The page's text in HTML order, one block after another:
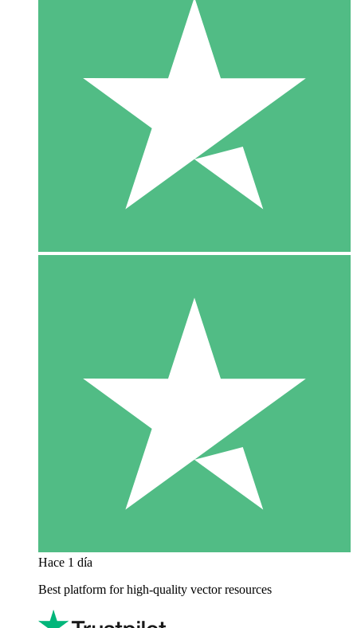
Hace 1 día
Best platform for high-quality vector resources